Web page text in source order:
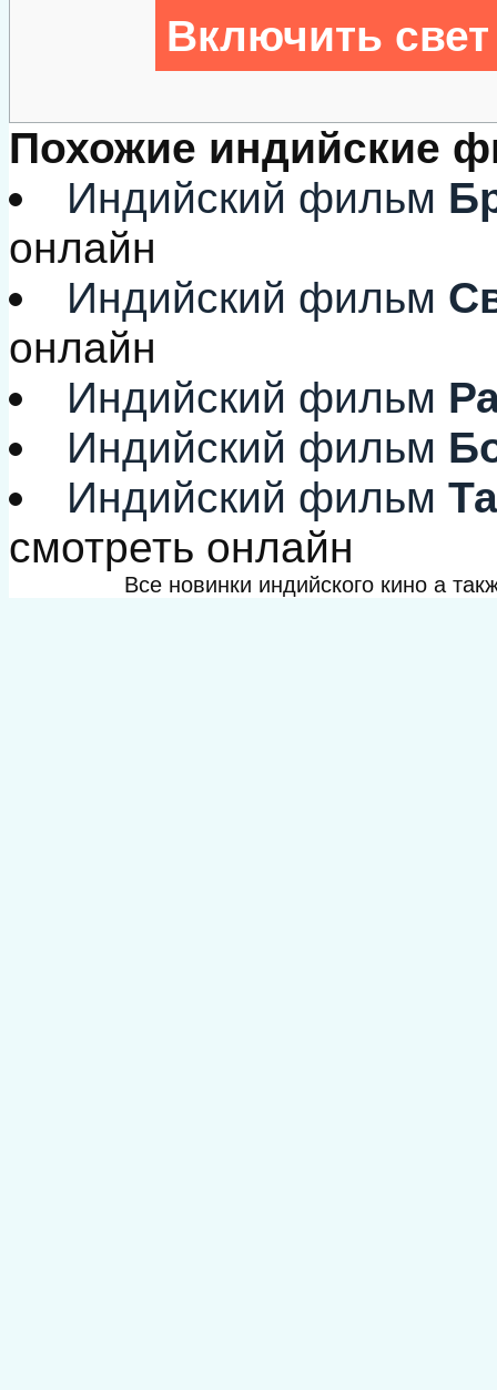
Включить
Похожие индийские
Индийский фильм
онлайн
Индийский фильм
онлайн
Индийский фильм
Индийский фильм
Индийский фильм
смотреть онлайн
Все новинки индийского кино а